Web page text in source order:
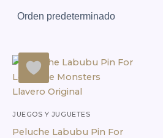
JUEGOS Y JUGUETES
Peluche Labubu Pin For